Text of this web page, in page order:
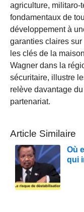
agriculture, militaro-
fondamentaux de
développement à
garanties claires
les clés de la
Wagner dans la
sécuritaire, illustre
relève davantage
partenariat.
Article Similaire
Où
qui